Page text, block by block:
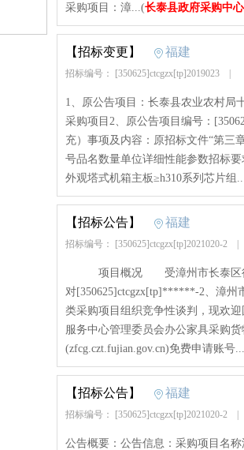
采购项目：漳...(长泰县政府采购中心
【招标变更】 福建
招标编号： [350625]ctcgzx[tp]2019023
1、原公告项目：长泰县农业农村局
采购项目2、原公告项目编号：
充）事项及内容：原招标文件“第三
号品名数量单位详细性能参数招标
外观塔式机箱主板≥h310系列芯片组
【招标公告】 福建
招标编号： [350625]ctcgzx[tp]2021020-2
项目概况 受漳州市长泰区行政
对[350625]ctcgzx[tp]******-2、漳州
类采购项目组织竞争性谈判，现
服务中心管理委员会办公家具采购
(zfcg.czt.fujian.gov.cn)免费申请账号
【招标公告】 福建
招标编号： [350625]ctcgzx[tp]2021020-2
公告概要：公告信息：采购项目名